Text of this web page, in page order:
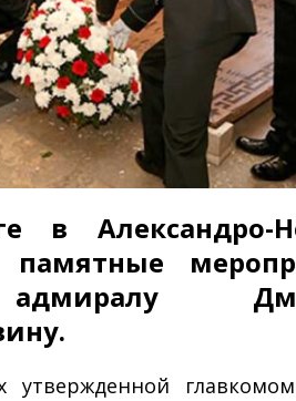
в Александро-
памятные